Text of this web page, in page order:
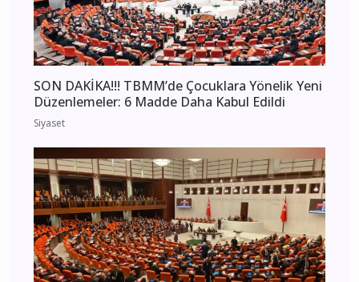
SON DAKİKA!!! TBMM’de Çocuklara Yönelik Yeni
Düzenlemeler: 6 Madde Daha Kabul Edildi
Siyaset